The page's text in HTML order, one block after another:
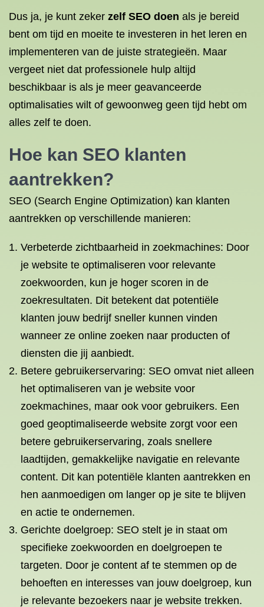
Dus ja, je kunt zeker zelf SEO doen als je bereid
bent om tijd en moeite te investeren in het leren en
implementeren van de juiste strategieën. Maar
vergeet niet dat professionele hulp altijd
beschikbaar is als je meer geavanceerde
optimalisaties wilt of gewoonweg geen tijd hebt om
alles zelf te doen.
Hoe kan SEO klanten
aantrekken?
SEO (Search Engine Optimization) kan klanten
aantrekken op verschillende manieren:
Verbeterde zichtbaarheid in zoekmachines: Door
je website te optimaliseren voor relevante
zoekwoorden, kun je hoger scoren in de
zoekresultaten. Dit betekent dat potentiële
klanten jouw bedrijf sneller kunnen vinden
wanneer ze online zoeken naar producten of
diensten die jij aanbiedt.
Betere gebruikerservaring: SEO omvat niet alleen
het optimaliseren van je website voor
zoekmachines, maar ook voor gebruikers. Een
goed geoptimaliseerde website zorgt voor een
betere gebruikerservaring, zoals snellere
laadtijden, gemakkelijke navigatie en relevante
content. Dit kan potentiële klanten aantrekken en
hen aanmoedigen om langer op je site te blijven
en actie te ondernemen.
Gerichte doelgroep: SEO stelt je in staat om
specifieke zoekwoorden en doelgroepen te
targeten. Door je content af te stemmen op de
behoeften en interesses van jouw doelgroep, kun
je relevante bezoekers naar je website trekken.